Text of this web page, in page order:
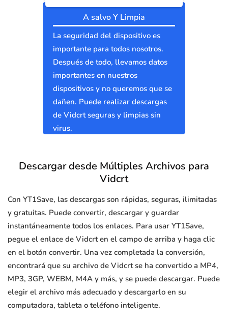
A salvo Y Limpia
La seguridad del dispositivo es
importante para todos nosotros.
Después de todo, llevamos datos
importantes en nuestros
dispositivos y no queremos que se
dañen. Puede realizar descargas
de Vidcrt seguras y limpias sin
virus.
Descargar desde Múltiples Archivos para
Vidcrt
Con YT1Save, las descargas son rápidas, seguras, ilimitadas
y gratuitas. Puede convertir, descargar y guardar
instantáneamente todos los enlaces. Para usar YT1Save,
pegue el enlace de Vidcrt en el campo de arriba y haga clic
en el botón convertir. Una vez completada la conversión,
encontrará que su archivo de Vidcrt se ha convertido a MP4,
MP3, 3GP, WEBM, M4A y más, y se puede descargar. Puede
elegir el archivo más adecuado y descargarlo en su
computadora, tableta o teléfono inteligente.